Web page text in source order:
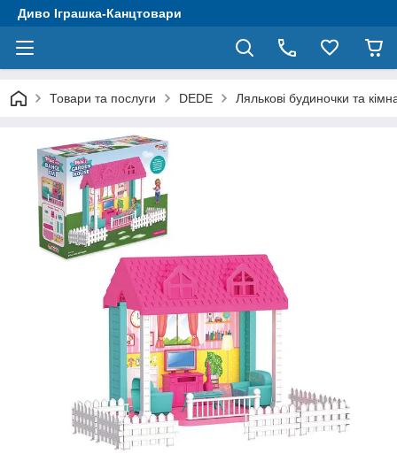
Диво Іграшка-Канцтовари
Товари та послуги DEDE Лялькові будиночки та